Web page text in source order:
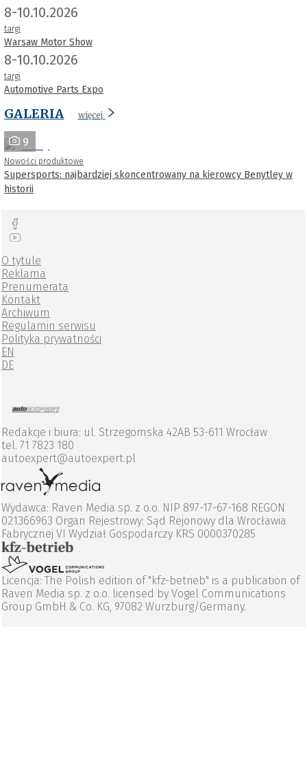
8-10.10.2026
targi
Warsaw Motor Show
8-10.10.2026
targi
Automotive Parts Expo
GALERIA więcej
9
Nowości produktowe
Supersports: najbardziej skoncentrowany na kierowcy Benytley w
historii
O tytule
Reklama
Prenumerata
Kontakt
Archiwum
Regulamin serwisu
Polityka prywatności
EN
DE
Redakcje i biura: ul. Strzegomska 42AB 53-611 Wrocław
tel. 71 7823 180
autoexpert@autoexpert.pl
Wydawca: Raven Media sp. z o.o. NIP 897-17-67-168 REGON
021366963 Organ Rejestrowy: Sąd Rejonowy dla Wrocławia
Fabrycznej VI Wydział Gospodarczy KRS 0000370285
Licencja: The Polish edition of "kfz-betrieb" is a publication of
Raven Media sp. z o.o. licensed by Vogel Communications
Group GmbH & Co. KG, 97082 Wurzburg/Germany.